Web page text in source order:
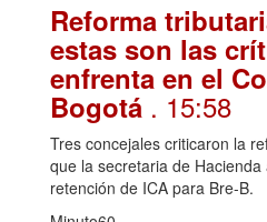
Reforma
estas son las
enfrenta en el
Bogotá . 15:58
Tres concejales criticaron la
que la secretaria de
retención de ICA para Bre-B.